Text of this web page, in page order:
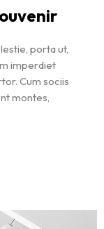
porta ut,
imperdiet
Cum sociis
montes,